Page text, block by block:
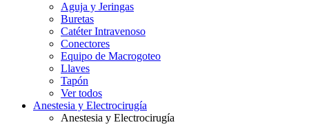
Aguja y Jeringas
Buretas
Catéter Intravenoso
Conectores
Equipo de Macrogoteo
Llaves
Tapón
Ver todos
Anestesia y Electrocirugía
Anestesia y Electrocirugía